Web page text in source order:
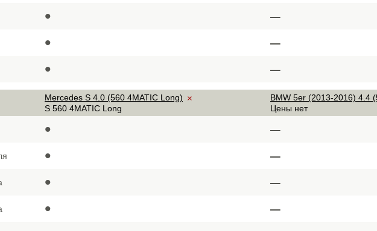
• –
• –
• –
Mercedes S 4.0 (560 4MATIC Long) ×
S 560 4MATIC Long
BMW 5er (2013-2016) 4.4
Цены нет
• –
• –
• –
• –